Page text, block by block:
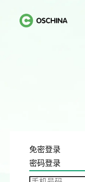
免密登录
密码登录